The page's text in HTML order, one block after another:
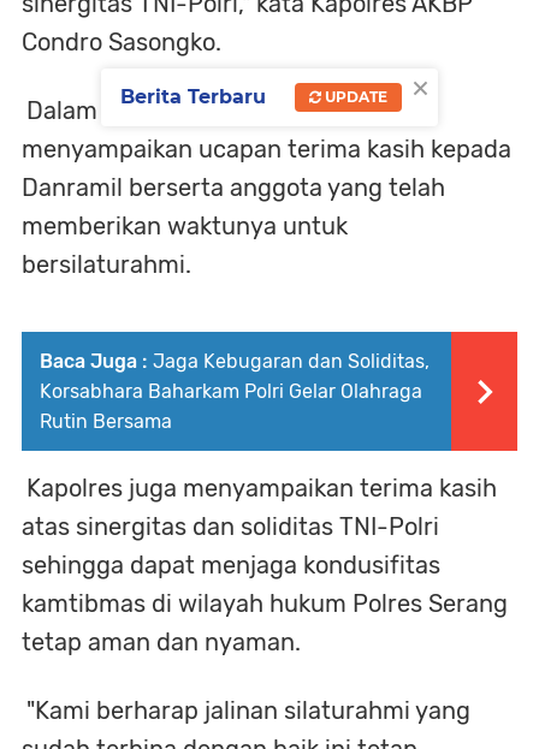
Condro Sasongko.
Dalam kesempatan itu, Kapolres
menyampaikan ucapan terima kasih kepada
Danramil berserta anggota yang telah
memberikan waktunya untuk
bersilaturahmi.
Baca Juga : Jaga Kebugaran dan Soliditas,
Korsabhara Baharkam Polri Gelar Olahraga
Rutin Bersama
Kapolres juga menyampaikan terima kasih
atas sinergitas dan soliditas TNI-Polri
sehingga dapat menjaga kondusifitas
kamtibmas di wilayah hukum Polres Serang
tetap aman dan nyaman.
"Kami berharap jalinan silaturahmi yang
×
Berita Terbaru UPDATE